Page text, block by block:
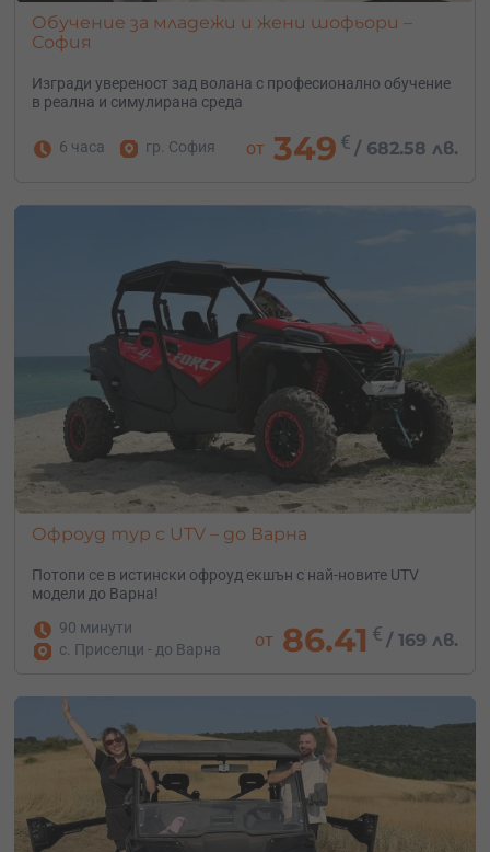
Обучение за младежи и жени шофьори –
София
Изгради увереност зад волана с професионално обучение
в реална и симулирана среда
6 часа гр. София от 349 € / 682.58 лв.
Офроуд тур с UTV – до Варна
Потопи се в истински офроуд екшън с най-новите UTV
модели до Варна!
90 минути
с. Приселци - до Варна
от 86.41 € /169 лв.